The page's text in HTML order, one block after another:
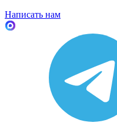
Написать нам